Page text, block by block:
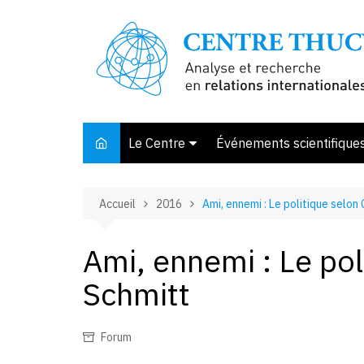
Le Centre
Membres et associés
Bibliothèque
Offre de stage
Événements
Accueil 2016 Ami, ennemi : Le politique selon
Ami, ennemi : Le
Schmitt
Forum